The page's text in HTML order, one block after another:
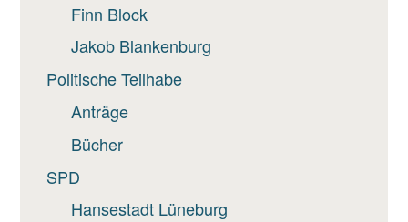
Finn Block
Jakob Blankenburg
Politische Teilhabe
Anträge
Bücher
SPD
Hansestadt Lüneburg